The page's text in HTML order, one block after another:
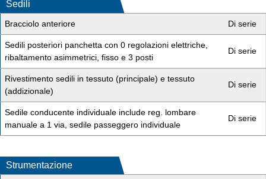
Sedili
Bracciolo anteriore Di serie
Sedili posteriori panchetta con 0 regolazioni elettriche,
ribaltamento asimmetrici, fisso e 3 posti
Di serie
Rivestimento sedili in tessuto (principale) e tessuto
(addizionale)
Di serie
Sedile conducente individuale include reg. lombare
manuale a 1 via, sedile passeggero individuale
Di serie
Strumentazione